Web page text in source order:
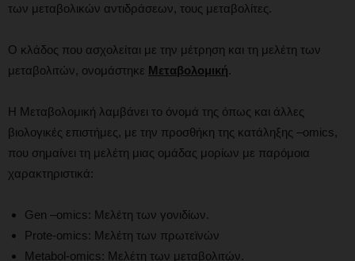
των μεταβολικών αντιδράσεων, τους μεταβολίτες.
Ο κλάδος που ασχολείται με την μέτρηση και τη μελέτη των
μεταβολιτών, ονομάστηκε Μεταβολομική.
Η Μεταβολομική λαμβάνει το όνομά της όπως και άλλες
βιολογικές επιστήμες, με την προσθήκη της κατάληξης –omics,
που σημαίνει τη μελέτη μιας ομάδας μορίων με παρόμοια
χαρακτηριστικά:
Gen –omics: Μελέτη των γονιδίων.
Prote-omics: Μελέτη των πρωτεϊνών
Metabol-omics: Μελέτη των μεταβολιτών.